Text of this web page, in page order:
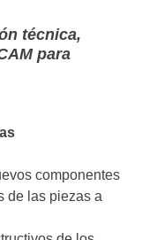
técnica,
para
componentes
de las piezas a